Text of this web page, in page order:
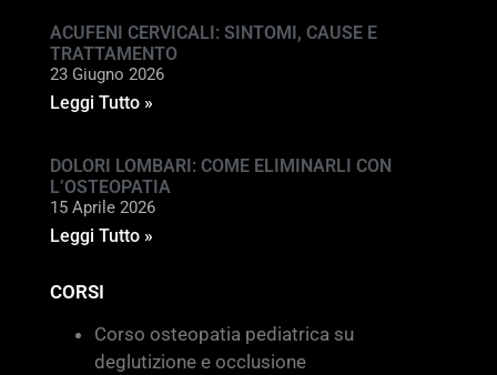
ACUFENI CERVICALI: SINTOMI, CAUSE E
TRATTAMENTO
23 Giugno 2026
Leggi Tutto »
DOLORI LOMBARI: COME ELIMINARLI CON
L’OSTEOPATIA
15 Aprile 2026
Leggi Tutto »
CORSI
Corso osteopatia pediatrica su
deglutizione e occlusione